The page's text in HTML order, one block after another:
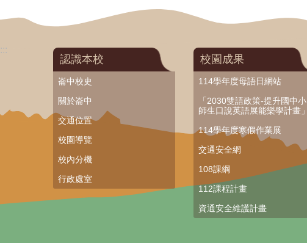
:::
認識本校
崙中校史
關於崙中
交通位置
校園導覽
校內分機
行政處室
校園成果
114學年度母語日網站
「2030雙語政策-提升國中小
師生口說英語展能樂學計畫」
114學年度寒假作業展
交通安全網
108課綱
112課程計畫
資通安全維護計畫